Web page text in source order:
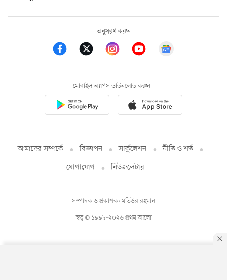
অনুসরণ করুন
মোবাইল অ্যাপস ডাউনলোড করুন
আমাদের সম্পর্কে বিজ্ঞাপন সার্কুলেশন
নীতি ও শর্ত
যোগাযোগ
নিউজলেটার
স্বত্ব © ১৯৯৮-২০২৬ প্রথম আলো
সম্পাদক ও প্রকাশক: মতিউর রহমান